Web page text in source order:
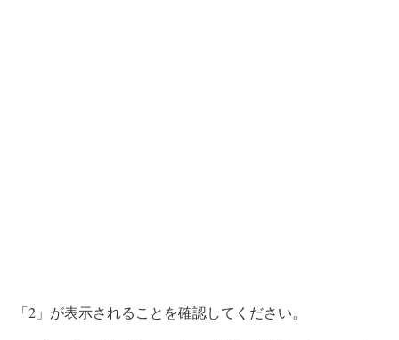
「2」が表示されることを確認してください。